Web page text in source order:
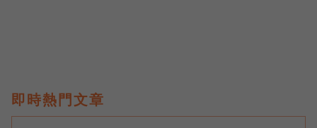
即時熱門文章